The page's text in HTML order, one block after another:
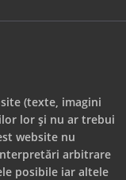
(texte, imagini
lor și nu ar trebui
website nu
arbitrare
posibile iar altele